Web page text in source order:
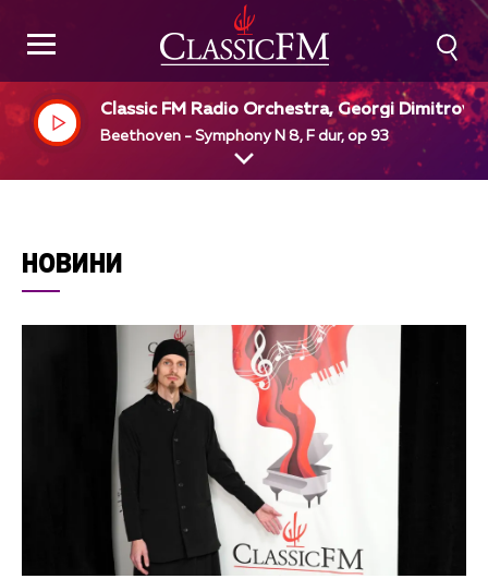
Classic FM Radio Orchestra, Georgi Dimitrov,
rBeethoven - Symphony N 8, F dur, op 93
НОВИНИ